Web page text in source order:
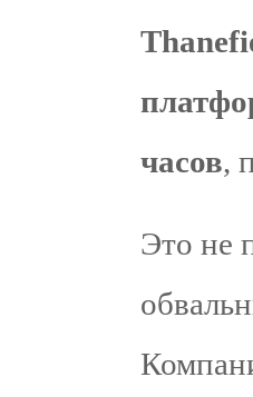
часов,
Это не